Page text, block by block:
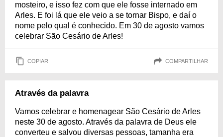
mosteiro, e isso fez com que ele fosse internado em
Arles. E foi lá que ele veio a se tornar Bispo, e daí o
nome pelo qual é conhecido. Em 30 de agosto vamos
celebrar São Cesário de Arles!
COPIAR COMPARTILHAR
Através da palavra
Vamos celebrar e homenagear São Cesário de Arles
neste 30 de agosto. Através da palavra de Deus ele
converteu e salvou diversas pessoas, tamanha era